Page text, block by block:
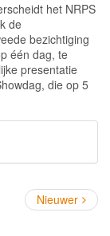
het NRPS
de
bezichtiging
één dag, te
presentatie
die op 5
Nieuwer